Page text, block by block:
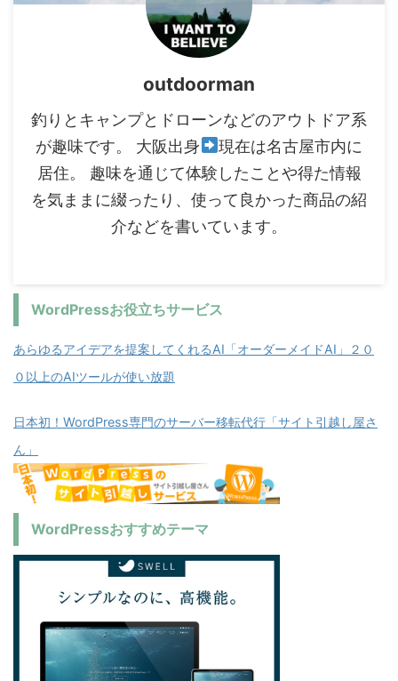
outdoorman
釣りとキャンプとドローンなどのアウトドア系
が趣味です。 大阪出身
現在は名古屋市内に
居住。 趣味を通じて体験したことや得た情報
を気ままに綴ったり、使って良かった商品の紹
介などを書いています。
WordPressお役立ちサービス
あらゆるアイデアを提案してくれるAI「オーダーメイドAI」２０
０以上のAIツールが使い放題
日本初！WordPress専門のサーバー移転代行「サイト引越し屋さ
ん」
WordPressおすすめテーマ